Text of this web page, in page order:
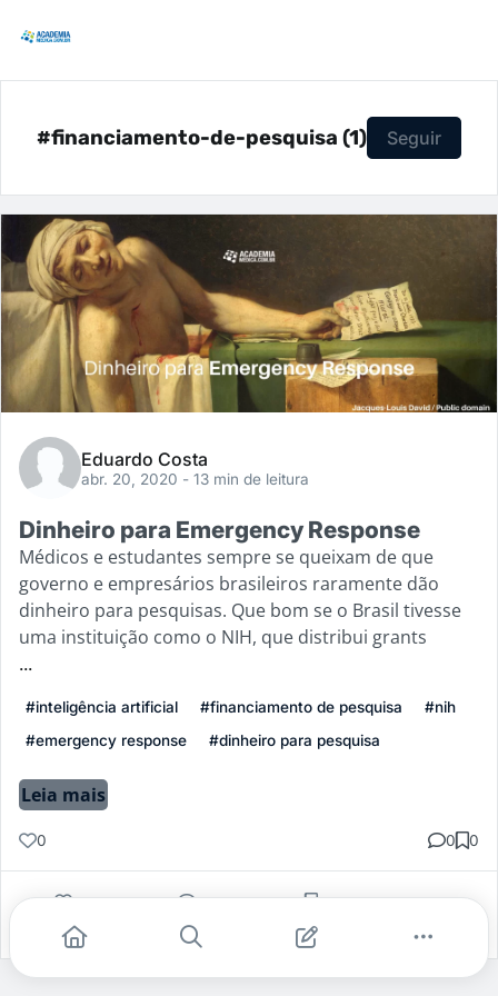
#financiamento-de-pesquisa (1) Seguir
Eduardo Costa
abr. 20, 2020 - 13 min de leitura
Dinheiro para Emergency Response
Médicos e estudantes sempre se queixam de que
governo e empresários brasileiros raramente dão
dinheiro para pesquisas. Que bom se o Brasil tivesse
uma instituição como o NIH, que distribui grants
...
#inteligência artificial #financiamento de pesquisa
#nih
#emergency response
#dinheiro para pesquisa
Leia mais
0 0 0
Gostei Comentar Salvar